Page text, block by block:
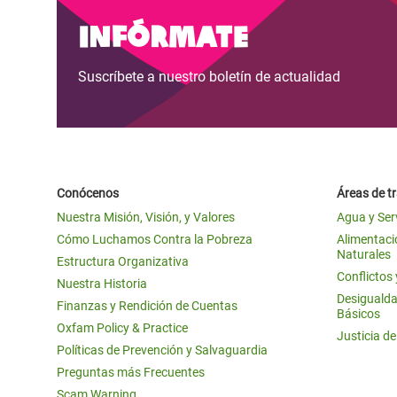
Conflictos y Desastres
Desigualdad Extrema y
Servicios Sociales Básicos
Gender, Rights, and Justice
en
en
Crisis
Crisis
#ActuaPorElClima
Erradiquemos el Sufrimiento Humano que
se Oculta tras los Alimentos
¡Basta! Acabemos con las violencias contra
ayuda
navegación
Infórmate
Suscríbete a nuestro boletín de actualidad
Conócenos
Nuestra Misión, Visión, y Valores
Cómo Luchamos Contra la Pobreza
Estructura Organizativa
Nuestra Historia
Finanzas y Rendición de Cuentas
Oxfam Policy & Practice
Políticas de Prevención y Salvaguardia
Preguntas más Frecuentes
Áreas de
Agua y
Naturales
Conflictos
Básicos
Justicia de